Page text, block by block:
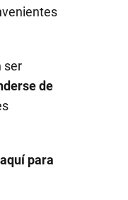
ser
de
para